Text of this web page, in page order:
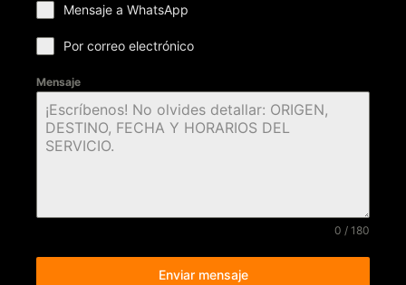
Mensaje a WhatsApp
Por correo electrónico
Mensaje
0 / 180
Enviar mensaje